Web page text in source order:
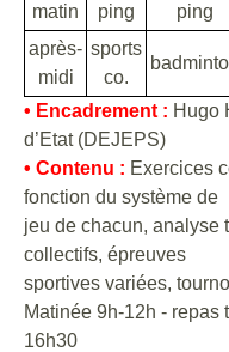
matin
ping ping
après-
midi
sports
co.
• Encadrement : Hugo
d’Etat (DEJEPS)
• Contenu : Exercices
fonction du système de
jeu de chacun,
collectifs, épreuves
sportives variées,
Matinée 9h-12h - repas
16h30